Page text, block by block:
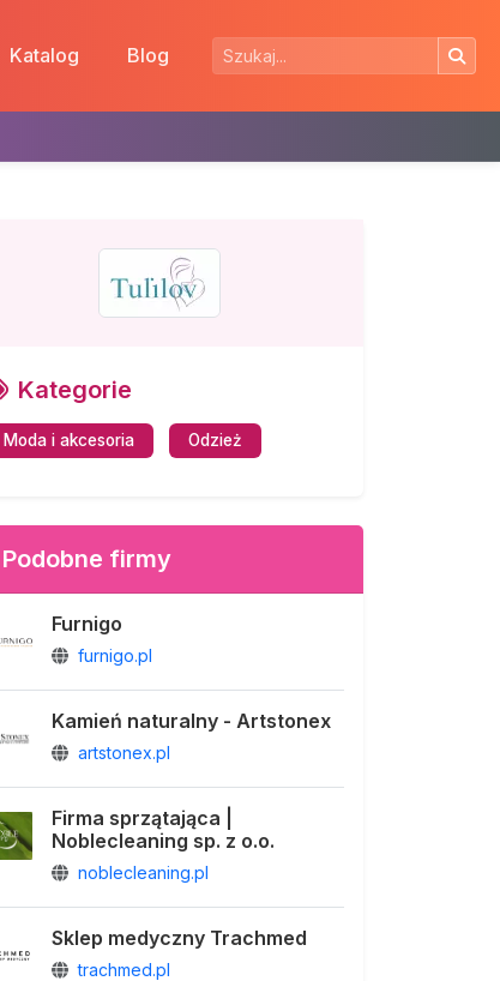
Katalog Blog
Kategorie
Moda i akcesoria Odzież
Podobne firmy
Furnigo
furnigo.pl
Kamień naturalny - Artstonex
artstonex.pl
Firma sprzątająca |
Noblecleaning sp. z o.o.
noblecleaning.pl
Sklep medyczny Trachmed
trachmed.pl